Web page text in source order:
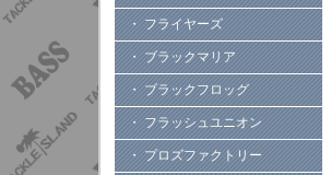
・ フライヤーズ
・ ブラックマリア
・ ブラックフロッグ
・ フラッシュユニオン
・ プロズファクトリー